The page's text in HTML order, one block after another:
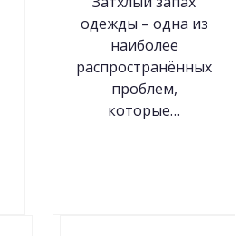
одежды – одна из
наиболее
распространённых
проблем,
которые…